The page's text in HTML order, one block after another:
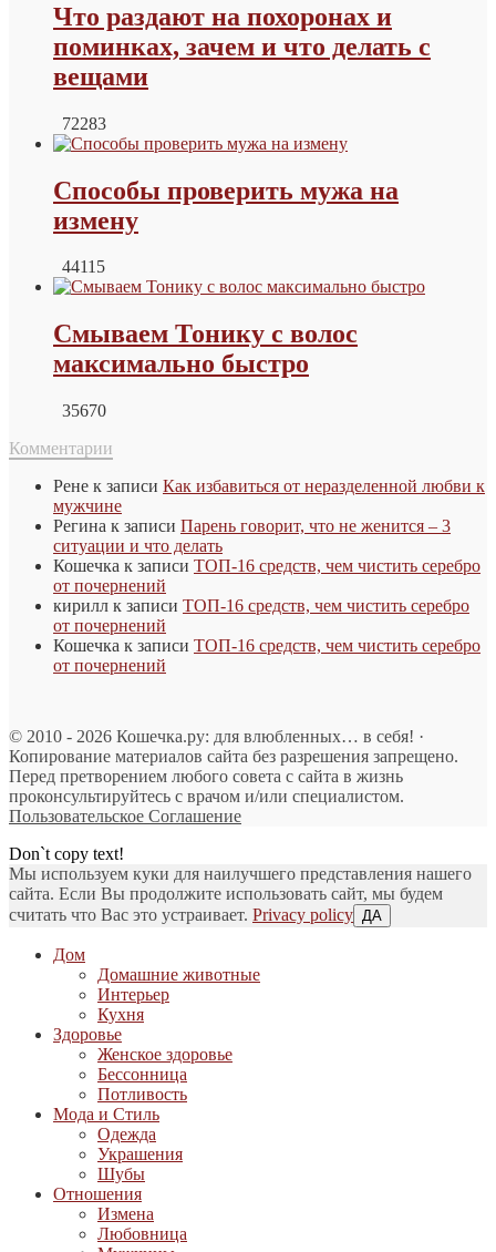
Что раздают на похоронах и
поминках, зачем и что делать с
вещами
72283
Способы проверить мужа на
измену
44115
Смываем Тонику с волос
максимально быстро
35670
Комментарии
Рене к записи Как избавиться от неразделенной любви к
мужчине
Регина к записи Парень говорит, что не женится – 3
ситуации и что делать
Кошечка к записи ТОП-16 средств, чем чистить серебро
от почернений
кирилл к записи ТОП-16 средств, чем чистить серебро
от почернений
Кошечка к записи ТОП-16 средств, чем чистить серебро
от почернений
© 2010 - 2026 Кошечка.ру: для влюбленных… в себя! ·
Копирование материалов сайта без разрешения запрещено.
Перед претворением любого совета с сайта в жизнь
проконсультируйтесь с врачом и/или специалистом.
Пользовательское Соглашение
Don`t copy text!
Мы используем куки для наилучшего представления нашего
сайта. Если Вы продолжите использовать сайт, мы будем
считать что Вас это устраивает. Privacy policy ДА
Дом
Домашние животные
Интерьер
Кухня
Здоровье
Женское здоровье
Бессонница
Потливость
Мода и Стиль
Одежда
Украшения
Шубы
Отношения
Измена
Любовница